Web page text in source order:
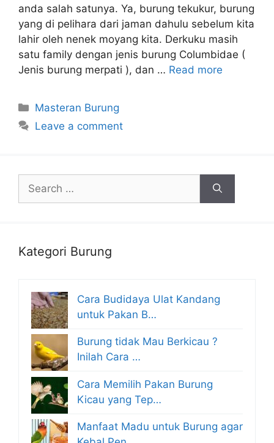
anda salah satunya. Ya, burung tekukur, burung
yang di pelihara dari jaman dahulu sebelum kita
lahir oleh nenek moyang kita. Derkuku masih
satu family dengan jenis burung Columbidae (
Jenis burung merpati ), dan … Read more
Categories
Masteran Burung
Leave a comment
for:
Kategori Burung
Cara Budidaya Ulat Kandang
untuk Pakan B…
Burung tidak Mau Berkicau ?
Inilah Cara …
Cara Memilih Pakan Burung
Kicau yang Tep…
Manfaat Madu untuk Burung agar